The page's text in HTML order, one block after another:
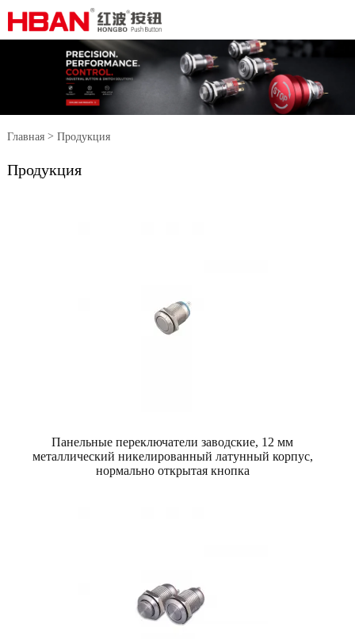
Главная> Продукция
Продукция
Панельные переключатели заводские, 12 мм
металлический никелированный латунный корпус,
нормально открытая кнопка